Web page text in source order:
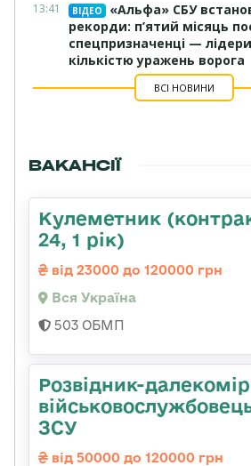
13:41 ВІДЕО
«Альфа» СБУ
рекорди: п’ятий місяць
спецпризначенці —
кількістю уражень ворога
ВСІ НОВИНИ
ВАКАНСІЇ
Кулеметник
24, 1 рік)
від 23000 до 120000 грн
Вся Україна
503 ОБМП
Розвідник-
ЗСУ
від 50000 до 120000 грн